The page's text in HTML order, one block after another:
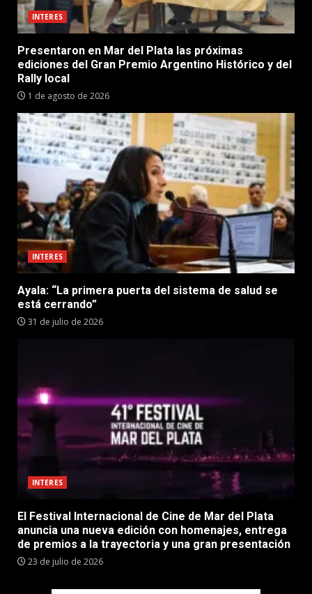
INTERES
Presentaron en Mar del Plata las próximas
ediciones del Gran Premio Argentino Histórico y del
Rally local
1 de agosto de 2026
INTERES
Ayala: “La primera puerta del sistema de salud se
está cerrando”
31 de julio de 2026
INTERES
El Festival Internacional de Cine de Mar del Plata
anuncia una nueva edición con homenajes, entrega
de premios a la trayectoria y una gran presentación
23 de julio de 2026